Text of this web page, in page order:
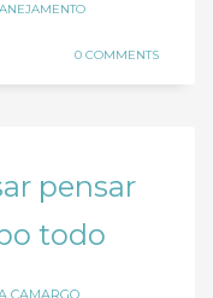
0 COMMENTS
pensar
todo
CAMARGO